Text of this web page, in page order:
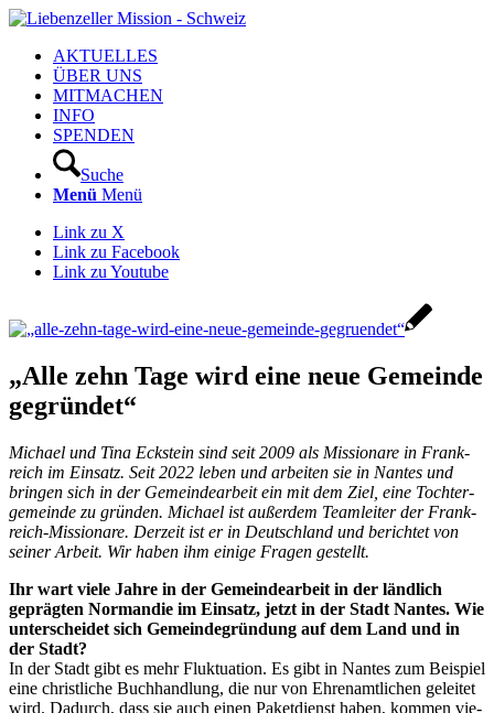
AKTUELLES
ÜBER UNS
MITMACHEN
INFO
SPENDEN
Suche
Menü Menü
Link zu X
Link zu Facebook
Link zu Youtube
„Alle zehn Tage wird eine neue Gemeinde
gegründet“
Micha­el und Tina Eck­stein sind seit 2009 als Mis­sio­na­re in Frank­
reich im Ein­satz. Seit 2022 leben und arbei­ten sie in Nan­tes und
brin­gen sich in der Gemein­de­ar­beit ein mit dem Ziel, eine Toch­ter­
ge­mein­de zu grün­den. Micha­el ist außer­dem Team­lei­ter der Frank­
reich-Mis­sio­na­re. Der­zeit ist er in Deutsch­land und berich­tet von
sei­ner Arbeit. Wir haben ihm eini­ge Fra­gen gestellt.
Ihr wart vie­le Jah­re in der Gemein­de­ar­beit in der länd­lich
gepräg­ten Nor­man­die im Ein­satz, jetzt in der Stadt Nan­tes. Wie
unter­schei­det sich Gemein­de­grün­dung auf dem Land und in
der Stadt?
In der Stadt gibt es mehr Fluk­tua­ti­on. Es gibt in Nan­tes zum Bei­spiel
eine christ­li­che Buch­hand­lung, die nur von Ehren­amt­li­chen gelei­tet
wird. Dadurch, dass sie auch einen Paket­dienst haben, kom­men vie­